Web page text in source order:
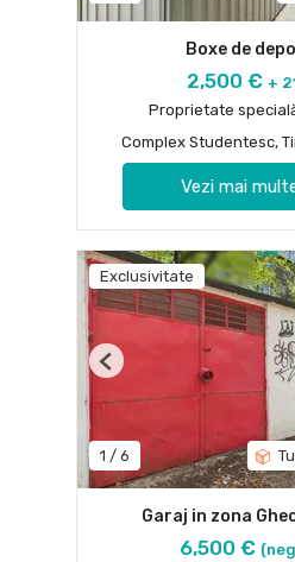
Boxe de
2,500 € +
Proprietate
Complex Studentesc,
Vezi mai
Exclusivitate
1 / 6
Previous
Garaj in zona
6,500 €